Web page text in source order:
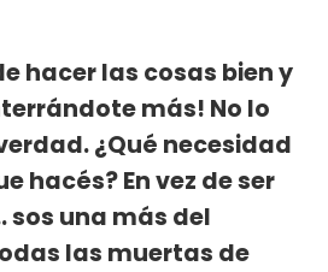
hacer las cosas bien y
más! No lo
¿Qué necesidad
hacés? En vez de ser
sos una más del
las muertas de